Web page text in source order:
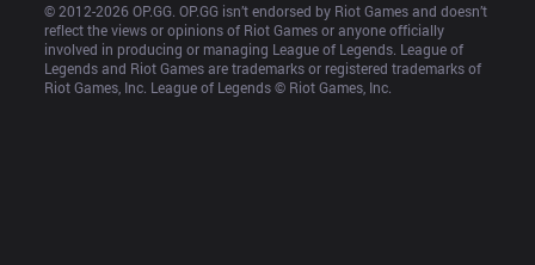
© 2012-2026 OP.GG. OP.GG isn’t endorsed by Riot Games and doesn’t
reflect the views or opinions of Riot Games or anyone officially
involved in producing or managing League of Legends. League of
Legends and Riot Games are trademarks or registered trademarks of
Riot Games, Inc. League of Legends © Riot Games, Inc.